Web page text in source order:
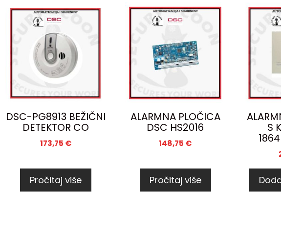
DSC-PG8913 BEŽIČNI
DETEKTOR CO
173,75 €
Pročitaj više
ALARMNA PLOČICA
DSC HS2016
148,75 €
Pročitaj više
S